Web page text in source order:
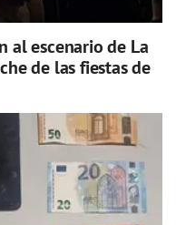
al escenario de La
de las fiestas de